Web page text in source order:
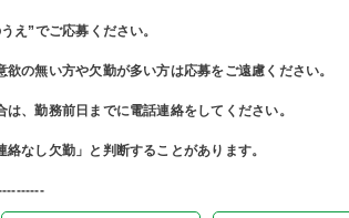
え”でご応募ください。
の無い方や欠勤が多い方は応募をご遠慮ください。
、勤務前日までに電話連絡をしてください。
なし欠勤」と判断することがあります。